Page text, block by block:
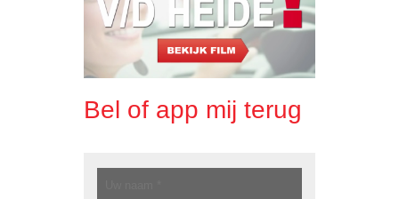
Bel of app mij terug